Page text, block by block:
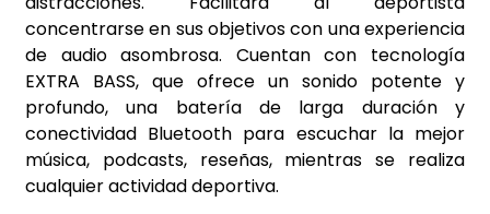
concentrarse en sus objetivos con una experiencia
de audio asombrosa. Cuentan con tecnología
EXTRA BASS, que ofrece un sonido potente y
profundo, una batería de larga duración y
conectividad Bluetooth para escuchar la mejor
música, podcasts, reseñas, mientras se realiza
cualquier actividad deportiva.